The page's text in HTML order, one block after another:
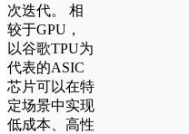
次迭代。 相
较于GPU，
以谷歌TPU为
代表的ASIC
芯片可以在特
定场景中实现
低成本、高性